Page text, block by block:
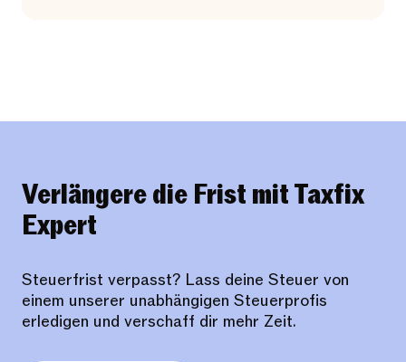
Verlängere die Frist mit Taxfix
Expert
Steuerfrist verpasst? Lass deine Steuer von
einem unserer unabhängigen Steuerprofis
erledigen und verschaff dir mehr Zeit.